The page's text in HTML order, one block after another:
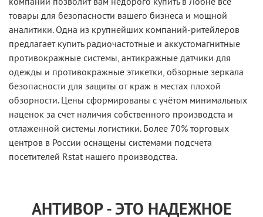
товары для безопасности вашего бизнеса и мощной
аналитики. Одна из крупнейших компаний-ритейлеров
предлагает купить радиочастотные и аккустомагнитные
противокражные системы, антикражные датчики для
одежды и противокражные этикетки, обзорные зеркала
безопасности для защиты от краж в местах плохой
обзорности. Цены сформированы с учётом минимальных
наценок за счет наличия собственного производста и
отлаженной системы логистики. Более 70% торговых
центров в России оснащены системами подсчета
посетителей Rstat нашего производства.
АНТИВОР - ЭТО НАДЕЖНОЕ